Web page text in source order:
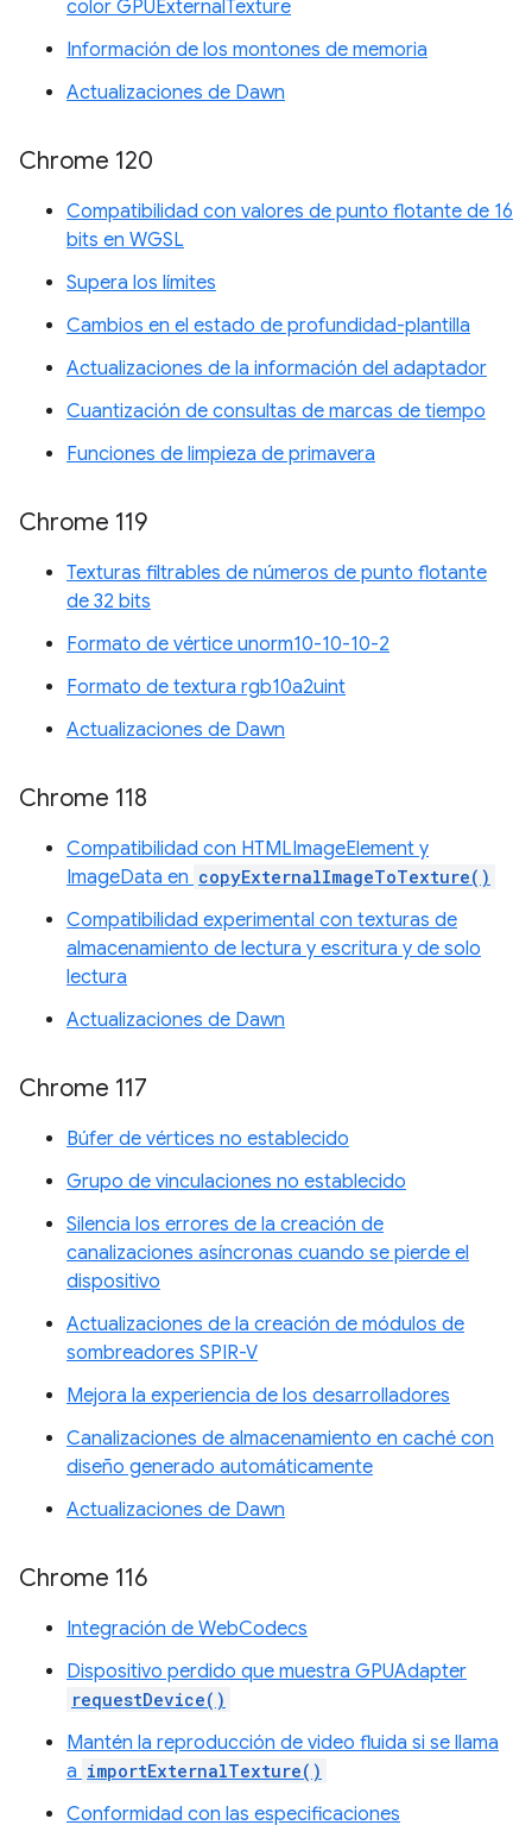
color GPUExternalTexture
Información de los montones de memoria
Actualizaciones de Dawn
Chrome 120
Compatibilidad con valores de punto flotante de 16
bits en WGSL
Supera los límites
Cambios en el estado de profundidad-plantilla
Actualizaciones de la información del adaptador
Cuantización de consultas de marcas de tiempo
Funciones de limpieza de primavera
Chrome 119
Texturas filtrables de números de punto flotante
de 32 bits
Formato de vértice unorm10-10-10-2
Formato de textura rgb10a2uint
Actualizaciones de Dawn
Chrome 118
Compatibilidad con HTMLImageElement y
ImageData en copyExternalImageToTexture()
Compatibilidad experimental con texturas de
almacenamiento de lectura y escritura y de solo
lectura
Actualizaciones de Dawn
Chrome 117
Búfer de vértices no establecido
Grupo de vinculaciones no establecido
Silencia los errores de la creación de
canalizaciones asíncronas cuando se pierde el
dispositivo
Actualizaciones de la creación de módulos de
sombreadores SPIR-V
Mejora la experiencia de los desarrolladores
Canalizaciones de almacenamiento en caché con
diseño generado automáticamente
Actualizaciones de Dawn
Chrome 116
Integración de WebCodecs
Dispositivo perdido que muestra GPUAdapter
requestDevice()
Mantén la reproducción de video fluida si se llama
a importExternalTexture()
Conformidad con las especificaciones